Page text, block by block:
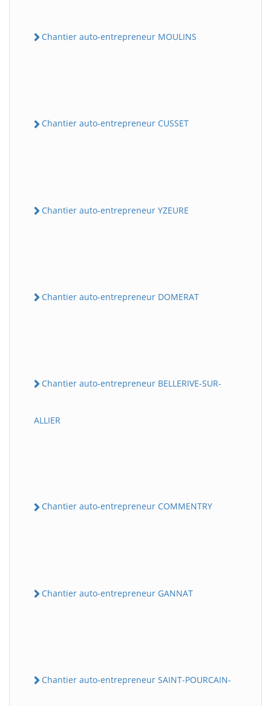
Chantier auto-entrepreneur MOULINS
Chantier auto-entrepreneur CUSSET
Chantier auto-entrepreneur YZEURE
Chantier auto-entrepreneur DOMERAT
Chantier auto-entrepreneur BELLERIVE-SUR-
ALLIER
Chantier auto-entrepreneur COMMENTRY
Chantier auto-entrepreneur GANNAT
Chantier auto-entrepreneur SAINT-POURCAIN-